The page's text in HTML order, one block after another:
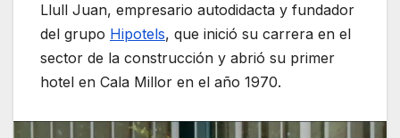
Llull Juan, empresario autodidacta y fundador
del grupo Hipotels, que inició su carrera en el
sector de la construcción y abrió su primer
hotel en Cala Millor en el año 1970.